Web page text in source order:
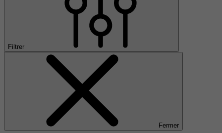
Filtrer
Fermer